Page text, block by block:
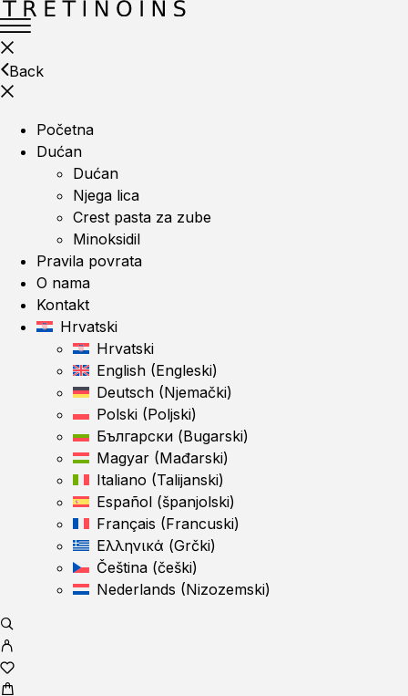
Back
Početna
Dućan
Dućan
Njega lica
Crest pasta za zube
Minoksidil
Pravila povrata
O nama
Kontakt
Hrvatski
Hrvatski
English (Engleski)
Deutsch (Njemački)
Polski (Poljski)
Български (Bugarski)
Magyar (Mađarski)
Italiano (Talijanski)
Español (španjolski)
Français (Francuski)
Ελληνικά (Grčki)
Čeština (češki)
Nederlands (Nizozemski)